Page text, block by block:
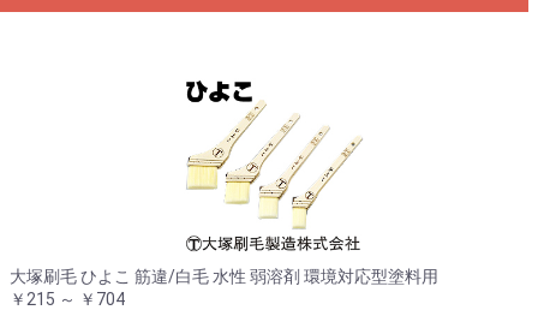
大塚刷毛 ひよこ 筋違/白毛 水性 弱溶剤 環境対応型塗料用
￥215 ～ ￥704